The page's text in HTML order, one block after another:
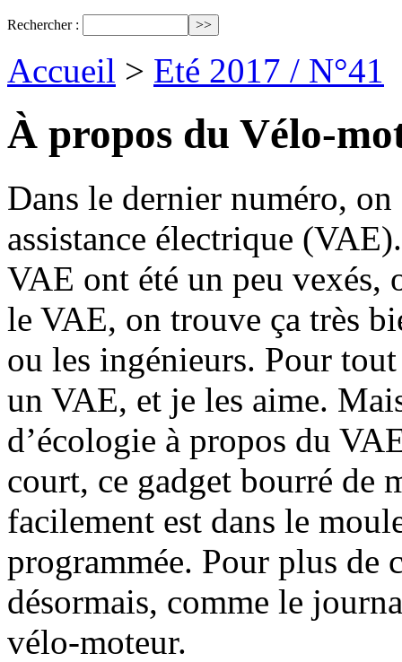
Rechercher :
Accueil > Eté 2017 / N°41
À propos du Vélo-
Dans le dernier numéro,
assistance électrique
VAE ont été un peu vexés,
le VAE, on trouve ça très
ou les ingénieurs. Pour
un VAE, et je les aime.
d’écologie à propos du
court, ce gadget bourré de
facilement est dans le
programmée. Pour plus de
désormais, comme le
vélo-moteur.